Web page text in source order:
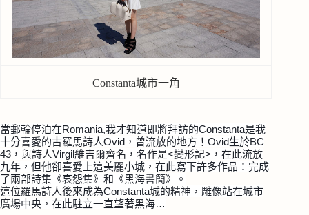
Constanta城市一角
當郵輪停泊在Romania,我才知道即將拜訪的Constanta是我
十分喜愛的古羅馬詩人Ovid，曾流放的地方！Ovid生於BC
43，與詩人Virgil維吉爾齊名，名作是<變形記>，在此流放
九年，但他卻喜愛上這美麗小城，在此寫下許多作品：完成
了兩部詩集《哀怨集》和《黑海書簡》。
這位羅馬詩人後來成為Constanta城的精神，雕像站在城市
廣場中央，在此駐立一直望著黑海…